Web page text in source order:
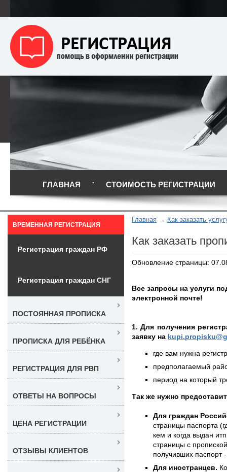
ГЛАВНАЯ СТОИМОСТЬ РЕГИСТРАЦИИ
Главная Как заказать
Как заказать
Обновление страницы:
Все запросы на услуги
электронной почте!
1. Для получения
заявку на
где вам нужна
предполагаемый
период на который
Так же нужно
Для граждан
страницы паспорта
кем и когда выдан
страницы с
получивших паспорт
Для иностранцев.
ВРЕМЕННАЯ РЕГИСТРАЦИЯ
Регистрация граждан РФ
Регистрация граждан СНГ
ПОСТОЯННАЯ ПРОПИСКА
ПРОПИСКА ДЛЯ РЕБЁНКА
РЕГИСТРАЦИЯ ДЛЯ РВП
ОТВЕТЫ НА ВОПРОСЫ
ЦЕНА РЕГИСТРАЦИИ
ОТЗЫВЫ КЛИЕНТОВ